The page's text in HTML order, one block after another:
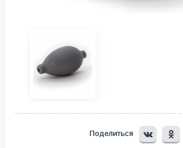
Поделиться